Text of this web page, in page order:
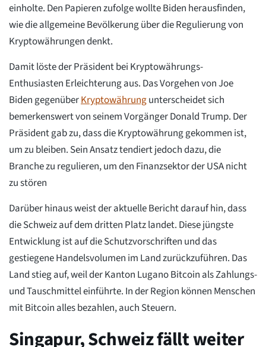
einholte. Den Papieren zufolge wollte Biden herausfinden,
wie die allgemeine Bevölkerung über die Regulierung von
Kryptowährungen denkt.
Damit löste der Präsident bei Kryptowährungs-
Enthusiasten Erleichterung aus. Das Vorgehen von Joe
Biden gegenüberKryptowährungunterscheidet sich
bemerkenswert von seinem Vorgänger Donald Trump. Der
Präsident gab zu, dass die Kryptowährung gekommen ist,
um zu bleiben. Sein Ansatz tendiert jedoch dazu, die
Branche zu regulieren, um den Finanzsektor der USA nicht
zu stören
Darüber hinaus weist der aktuelle Bericht darauf hin, dass
die Schweiz auf dem dritten Platz landet. Diese jüngste
Entwicklung ist auf die Schutzvorschriften und das
gestiegene Handelsvolumen im Land zurückzuführen. Das
Land stieg auf, weil der Kanton Lugano Bitcoin als Zahlungs-
und Tauschmittel einführte. In der Region können Menschen
mit Bitcoin alles bezahlen, auch Steuern.
Singapur, Schweiz fällt weiter